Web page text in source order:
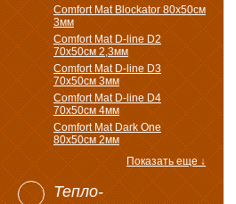
Comfort Mat Blockator 80х50см
3мм
Comfort Mat D-line D2
70х50см 2,3мм
Comfort Mat D-line D3
70х50см 3мм
Comfort Mat D-line D4
70х50см 4мм
Comfort Mat Dark One
80x50см 2мм
Показать еще ↓
Тепло-